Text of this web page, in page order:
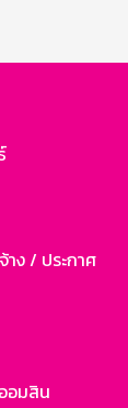
ง / ประกาศ
อมสิน